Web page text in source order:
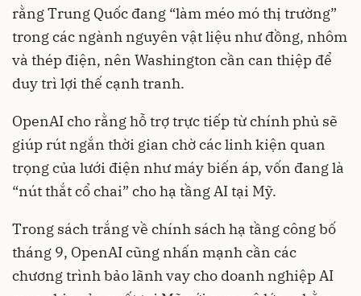
rằng Trung Quốc đang “làm méo mó thị trường”
trong các ngành nguyên vật liệu như đồng, nhôm
và thép điện, nên Washington cần can thiệp để
duy trì lợi thế cạnh tranh.
OpenAI cho rằng hỗ trợ trực tiếp từ chính phủ sẽ
giúp rút ngắn thời gian chờ các linh kiện quan
trọng của lưới điện như máy biến áp, vốn đang là
“nút thắt cổ chai” cho hạ tầng AI tại Mỹ.
Trong sách trắng về chính sách hạ tầng công bố
tháng 9, OpenAI cũng nhấn mạnh cần các
chương trình bảo lãnh vay cho doanh nghiệp AI